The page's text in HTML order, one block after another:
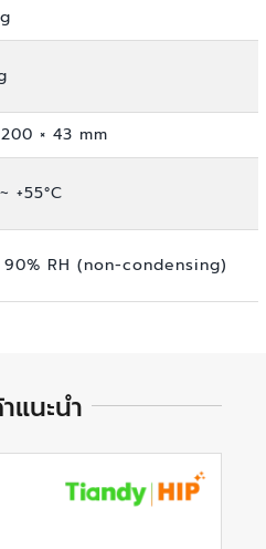
× 43 mm
+55°C
90% RH (non-condensing)
แนะนำ